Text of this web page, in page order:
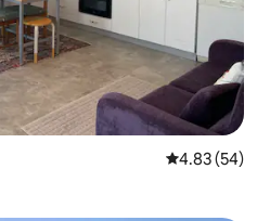
평점 4.83점(5
4.83 (54)